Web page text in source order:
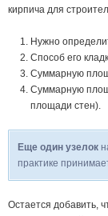
кирпича для
Нужно
Способ его
Суммарную
Суммарную
площади стен).
Еще один узелок
практике
Остается добавить,